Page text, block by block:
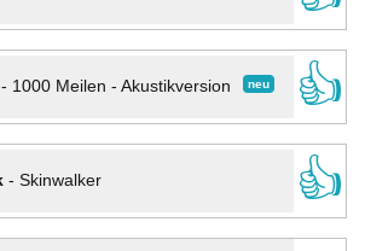
neu
1000 Meilen - Akustikversion
👍
- Skinwalker
👍